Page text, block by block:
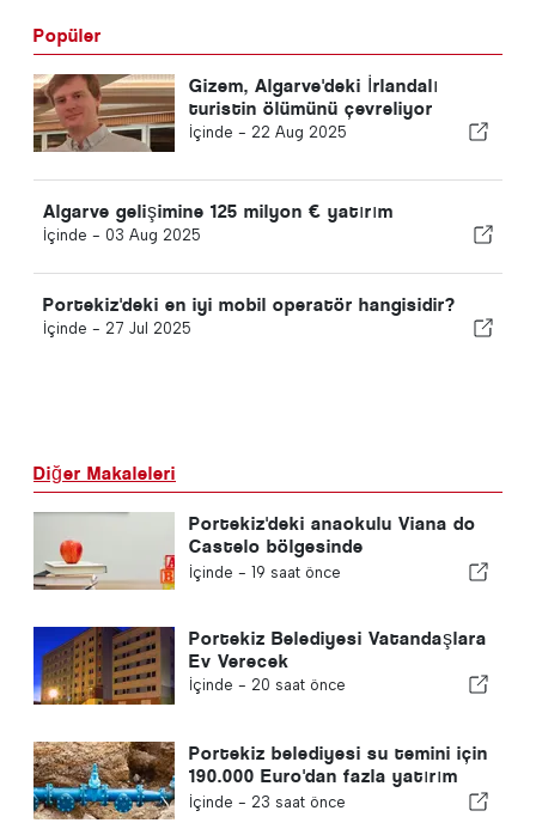
Popüler
Gizem, Algarve'deki İrlandalı
turistin ölümünü çevreliyor
İçinde - 22 Aug 2025
Algarve gelişimine 125 milyon € yatırım
İçinde - 03 Aug 2025
Portekiz'deki en iyi mobil operatör hangisidir?
İçinde - 27 Jul 2025
Diğer Makaleleri
Portekiz'deki anaokulu Viana do
Castelo bölgesinde
kapanmayacak
İçinde - 19 saat önce
Portekiz Belediyesi Vatandaşlara
Ev Verecek
İçinde - 20 saat önce
Portekiz belediyesi su temini için
190.000 Euro'dan fazla yatırım
yapıyor
İçinde - 23 saat önce